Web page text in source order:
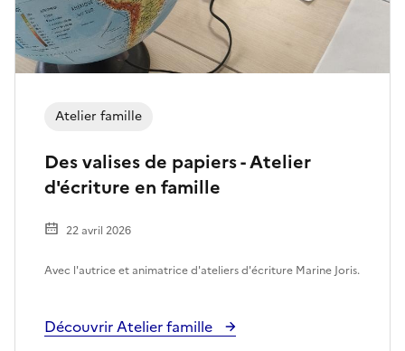
Des valises de papiers - Atelier
d'écriture en famille
Atelier famille
22 avril 2026
Avec l'autrice et animatrice d'ateliers d'écriture Marine Joris.
Découvrir Atelier famille